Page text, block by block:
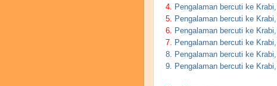
4. Pengalaman bercuti ke
5. Pengalaman bercuti ke
6. Pengalaman bercuti ke
7. Pengalaman bercuti ke
8. Pengalaman bercuti ke
9. Pengalaman bercuti ke